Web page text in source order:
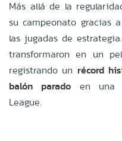
Más allá de la
su campeonato gracias
las jugadas de
transformaron en un
registrando un récord
balón parado en una
League.